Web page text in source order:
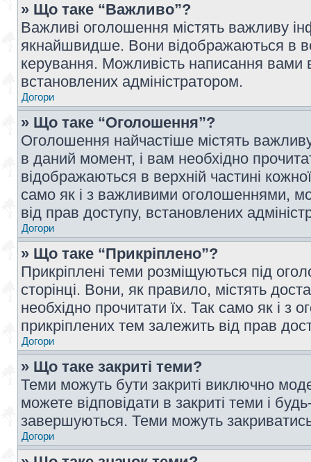
» Що таке “Важливо”?
Важливі оголошення містять важливу
якнайшвидше. Вони відображаються в
керування. Можливість написання
встановлених адміністратором.
Догори
» Що таке “Оголошення”?
Оголошення найчастіше містять
в даний момент, і вам необхідно
відображаються в верхній частині
само як і з важливими оголошеннями,
від прав доступу, встановлених
Догори
» Що таке “Прикріплено”?
Прикріплені теми розміщуються під
сторінці. Вони, як правило, містять
необхідно прочитати їх. Так само як і
прикріплених тем залежить від прав
Догори
» Що таке закриті теми?
Теми можуть бути закриті виключно
можете відповідати в закриті теми і
завершуються. Теми можуть
Догори